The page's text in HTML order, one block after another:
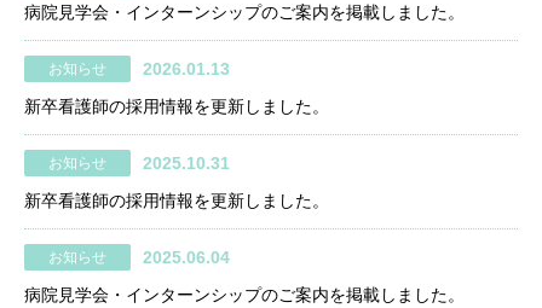
病院見学会・インターンシップのご案内を掲載しました。
お知らせ
2026.01.13
新卒看護師の採用情報を更新しました。
お知らせ
2025.10.31
新卒看護師の採用情報を更新しました。
お知らせ
2025.06.04
病院見学会・インターンシップのご案内を掲載しました。